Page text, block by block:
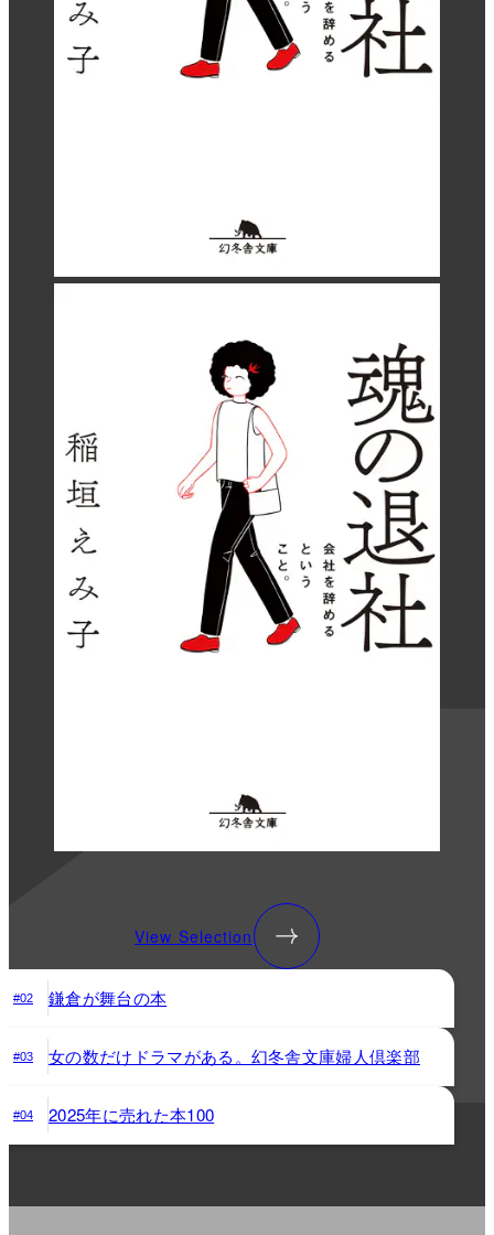
View Selection
#02 鎌倉が舞台の本
#03 女の数だけドラマがある。幻冬舎文庫婦人倶楽部
#04 2025年に売れた本100